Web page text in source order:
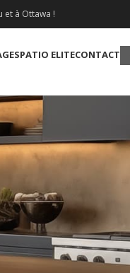
et à Ottawa !
PATIO ELITECONTACT